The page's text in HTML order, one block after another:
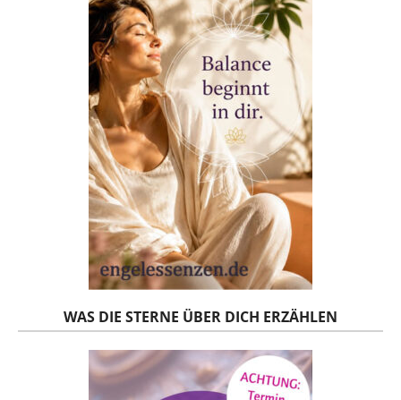
WAS DIE STERNE ÜBER DICH ERZÄHLEN